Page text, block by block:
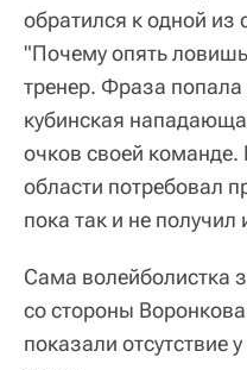
обратился к одной из
"Почему опять ловишь
тренер. Фраза
кубинская
очков своей команде.
области потребовал
пока так и не получил
Сама волейболистка
со стороны
показали отсутствие